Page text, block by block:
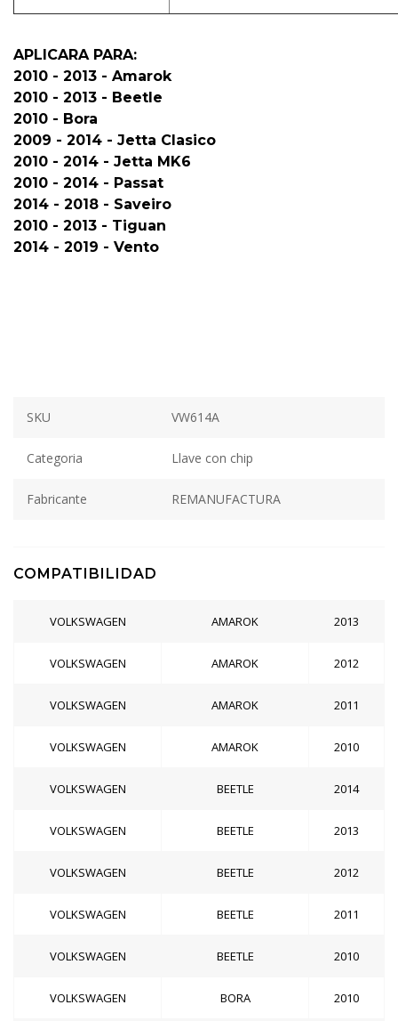
APLICARA PARA:
2010 - 2013 - Amarok
2010 - 2013 - Beetle
2010 - Bora
2009 - 2014 - Jetta Clasico
2010 - 2014 - Jetta MK6
2010 - 2014 - Passat
2014 - 2018 - Saveiro
2010 - 2013 - Tiguan
2014 - 2019 - Vento
SKU VW614A
Categoria Llave con chip
Fabricante REMANUFACTURA
COMPATIBILIDAD
VOLKSWAGEN AMAROK 2013
VOLKSWAGEN AMAROK 2012
VOLKSWAGEN AMAROK 2011
VOLKSWAGEN AMAROK 2010
VOLKSWAGEN BEETLE 2014
VOLKSWAGEN BEETLE 2013
VOLKSWAGEN BEETLE 2012
VOLKSWAGEN BEETLE 2011
VOLKSWAGEN BEETLE 2010
VOLKSWAGEN BORA 2010